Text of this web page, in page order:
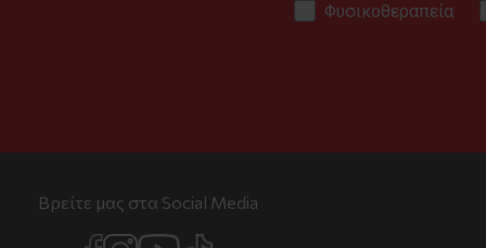
Φυσικοθεραπεία
Βρείτε μας στα Social Media